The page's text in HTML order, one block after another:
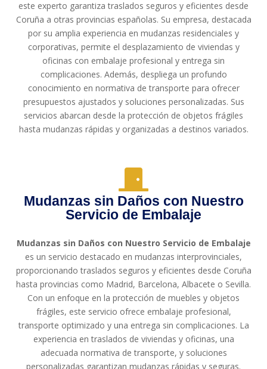
este experto garantiza traslados seguros y eficientes desde
Coruña a otras provincias españolas. Su empresa, destacada
por su amplia experiencia en mudanzas residenciales y
corporativas, permite el desplazamiento de viviendas y
oficinas con embalaje profesional y entrega sin
complicaciones. Además, despliega un profundo
conocimiento en normativa de transporte para ofrecer
presupuestos ajustados y soluciones personalizadas. Sus
servicios abarcan desde la protección de objetos frágiles
hasta mudanzas rápidas y organizadas a destinos variados.
Mudanzas sin Daños con Nuestro
Servicio de Embalaje
Mudanzas sin Daños con Nuestro Servicio de Embalaje
es un servicio destacado en mudanzas interprovinciales,
proporcionando traslados seguros y eficientes desde Coruña
hasta provincias como Madrid, Barcelona, Albacete o Sevilla.
Con un enfoque en la protección de muebles y objetos
frágiles, este servicio ofrece embalaje profesional,
transporte optimizado y una entrega sin complicaciones. La
experiencia en traslados de viviendas y oficinas, una
adecuada normativa de transporte, y soluciones
personalizadas garantizan mudanzas rápidas y seguras.